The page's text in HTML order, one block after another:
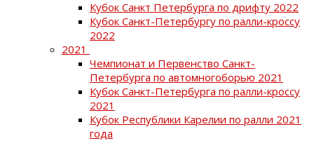
Кубок Санкт Петербурга по дрифту 2022
Кубок Санкт-Петербургу по ралли-кроссу
2022
2021
Чемпионат и Первенство Санкт-
Петербурга по автомногоборью 2021
Кубок Санкт-Петербурга по ралли-кроссу
2021
Кубок Республики Карелии по ралли 2021
года